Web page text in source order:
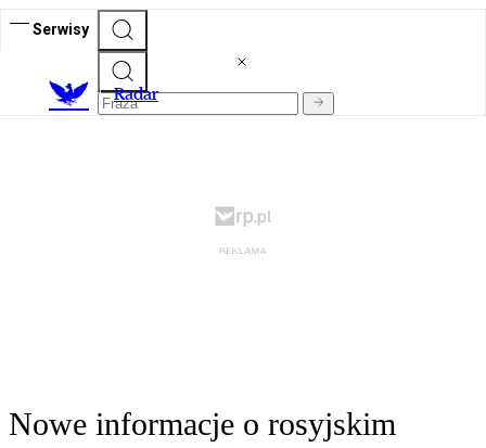
Serwisy
Radar
Nowe informacje o rosyjskim